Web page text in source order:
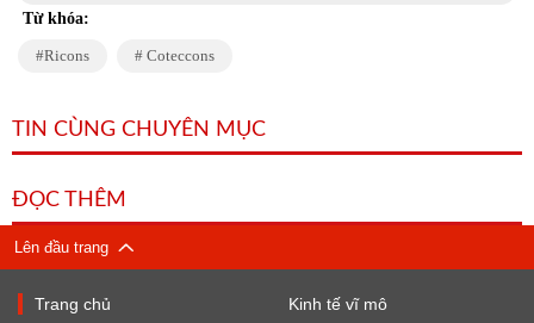
Từ khóa:
Ricons Coteccons
TIN CÙNG CHUYÊN MỤC
ĐỌC THÊM
Lên đầu trang
Trang chủ Kinh tế vĩ mô